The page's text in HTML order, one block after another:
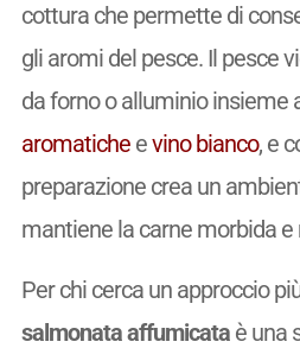
cottura che permette di
gli aromi del pesce. Il pesce
da forno o alluminio insieme
aromaticheevino bianco, e
preparazione crea un
mantiene la carne morbida e
Per chi cerca un approccio
salmonata affumicataè una